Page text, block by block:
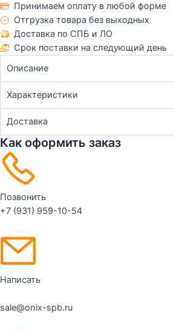
Принимаем оплату в любой форме
Отгрузка товара без выходных
Доставка по СПБ и ЛО
Срок поставки на следующий день
Описание
Характеристики
Доставка
Как оформить заказ
Позвонить
+7 (931) 959-10-54
Написать
sale@onix-spb.ru